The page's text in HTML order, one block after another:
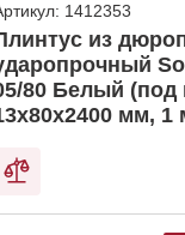
1412353
из
80 Белый (под
мм, 1